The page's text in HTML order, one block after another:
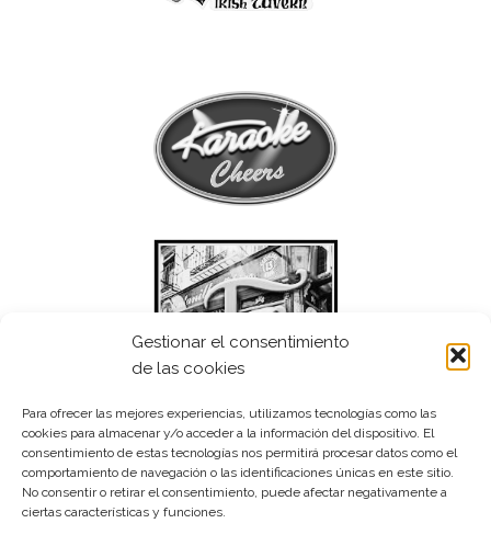
Gestionar el consentimiento
de las cookies
Para ofrecer las mejores experiencias, utilizamos tecnologías como las
cookies para almacenar y/o acceder a la información del dispositivo. El
consentimiento de estas tecnologías nos permitirá procesar datos como el
comportamiento de navegación o las identificaciones únicas en este sitio.
No consentir o retirar el consentimiento, puede afectar negativamente a
ciertas características y funciones.